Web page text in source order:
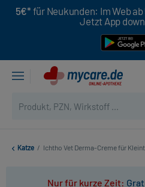
5€* für Neukunden: Im Web
Jetzt App
Katze / Ichtho Vet Derma-Creme für
Nur für kurze Zeit: